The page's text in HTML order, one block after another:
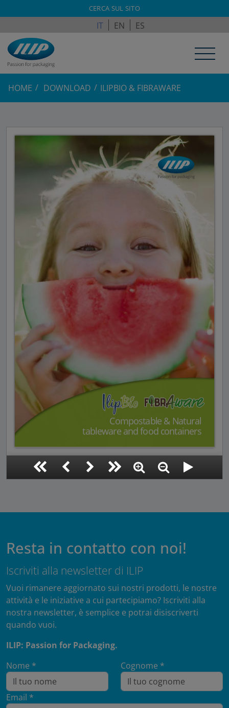
IT EN ES
CERCA SUL SITO
HOME DOWNLOAD ILIPBIO & FIBRAWARE
Resta in contatto con noi!
Iscriviti alla newsletter di ILIP
Vuoi rimanere aggiornato sui nostri prodotti, le nostre
attività e le iniziative a cui partecipiamo? Iscriviti alla
nostra newsletter, è semplice e potrai disiscriverti
quando vuoi.
ILIP: Passion for Packaging.
Nome *
Cognome *
Email *